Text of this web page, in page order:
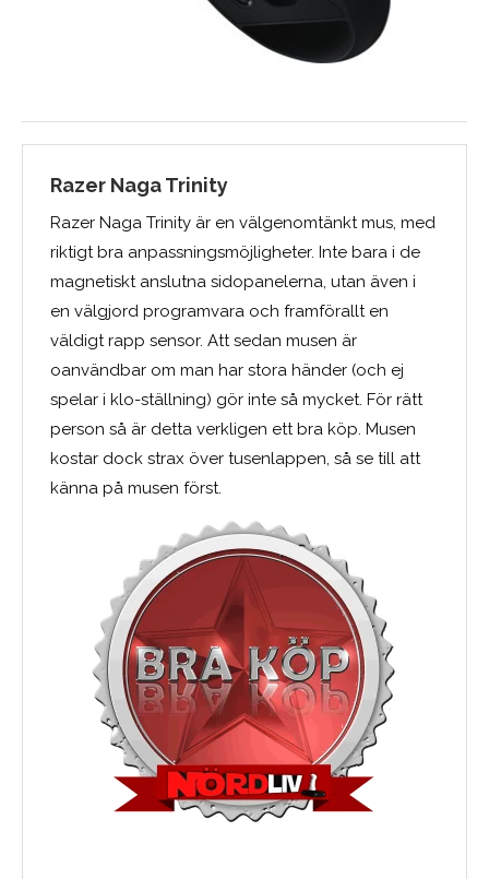
Razer Naga Trinity
Razer Naga Trinity är en välgenomtänkt mus, med
riktigt bra anpassningsmöjligheter. Inte bara i de
magnetiskt anslutna sidopanelerna, utan även i
en välgjord programvara och framförallt en
väldigt rapp sensor. Att sedan musen är
oanvändbar om man har stora händer (och ej
spelar i klo-ställning) gör inte så mycket. För rätt
person så är detta verkligen ett bra köp. Musen
kostar dock strax över tusenlappen, så se till att
känna på musen först.